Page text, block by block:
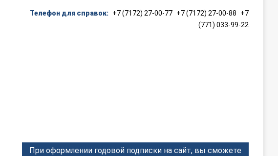
Телефон для справок: +7 (7172) 27-00-77 +7 (7172) 27-00-88
+7
(771) 033-99-22
При оформлении годовой подписки на сайт, вы сможете